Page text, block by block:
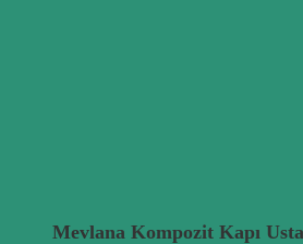
Mevlana Kompozit Kapı